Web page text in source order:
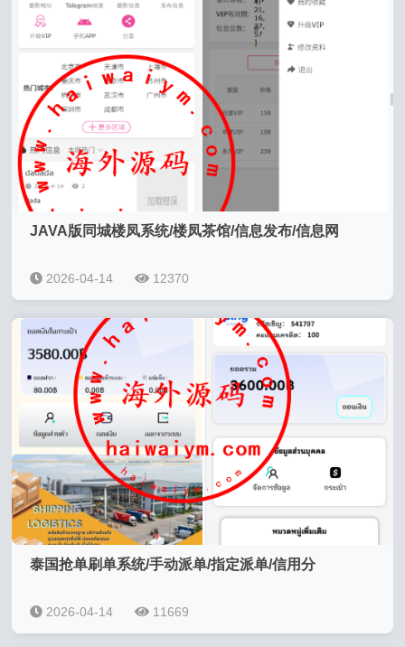
JAVA版同城楼凤系统/楼凤茶馆/信息发布/信息网
2026-04-14 12370
泰国抢单刷单系统/手动派单/指定派单/信用分
2026-04-14 11669